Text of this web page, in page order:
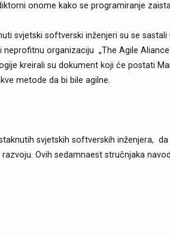
onome kako se programiranje
svjetski softverski inženjeri su se sastali
organizaciju „The Agile
kreirali su dokument koji će postati
metode da bi bile agilne.
svjetskih softverskih inženjera,
Ovih sedamnaest stručnjaka